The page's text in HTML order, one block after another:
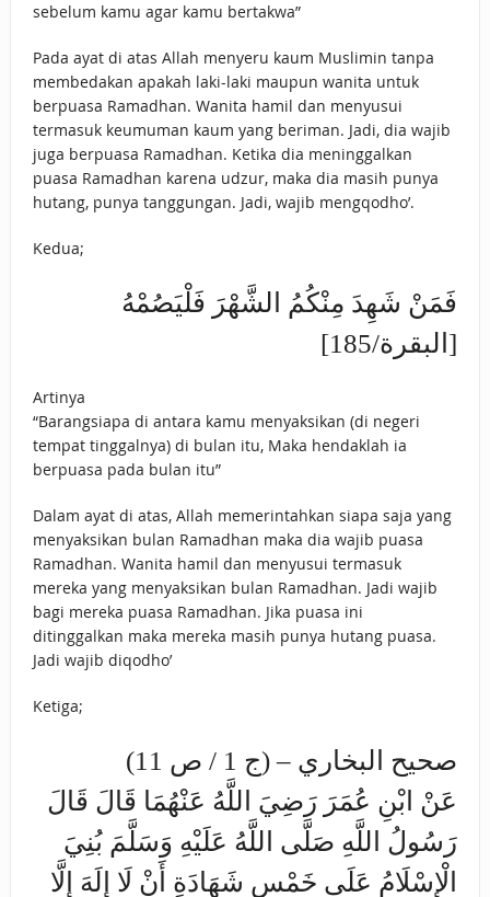
sebelum kamu agar kamu bertakwa”
Pada ayat di atas Allah menyeru kaum Muslimin tanpa
membedakan apakah laki-laki maupun wanita untuk
berpuasa Ramadhan. Wanita hamil dan menyusui
termasuk keumuman kaum yang beriman. Jadi, dia wajib
juga berpuasa Ramadhan. Ketika dia meninggalkan
puasa Ramadhan karena udzur, maka dia masih punya
hutang, punya tanggungan. Jadi, wajib mengqodho’.
Kedua;
فَمَنْ شَهِدَ مِنْكُمُ الشَّهْرَ فَلْيَصُمْهُ
[البقرة/185]
Artinya
“Barangsiapa di antara kamu menyaksikan (di negeri
tempat tinggalnya) di bulan itu, Maka hendaklah ia
berpuasa pada bulan itu”
Dalam ayat di atas, Allah memerintahkan siapa saja yang
menyaksikan bulan Ramadhan maka dia wajib puasa
Ramadhan. Wanita hamil dan menyusui termasuk
mereka yang menyaksikan bulan Ramadhan. Jadi wajib
bagi mereka puasa Ramadhan. Jika puasa ini
ditinggalkan maka mereka masih punya hutang puasa.
Jadi wajib diqodho’
Ketiga;
صحيح البخاري – (ج 1 / ص 11)
عَنْ ابْنِ عُمَرَ رَضِيَ اللَّهُ عَنْهُمَا قَالَ قَالَ
رَسُولُ اللَّهِ صَلَّى اللَّهُ عَلَيْهِ وَسَلَّمَ بُنِيَ
الْإِسْلَامُ عَلَى خَمْسٍ شَهَادَةِ أَنْ لَا إِلَهَ إِلَّا